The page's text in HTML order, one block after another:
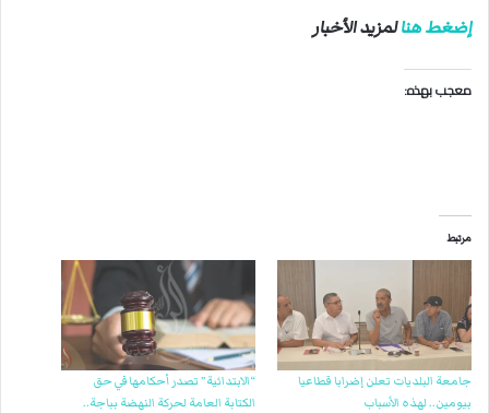
إضغط هنالمزيد الأخبار
معجب بهذه:
مرتبط
جامعة البلديات تعلن إضرابا قطاعيا
بيومين.. لهذه الأسباب
“الابتدائية” تصدر أحكامها في حق
الكتابة العامة لحركة النهضة بباجة..